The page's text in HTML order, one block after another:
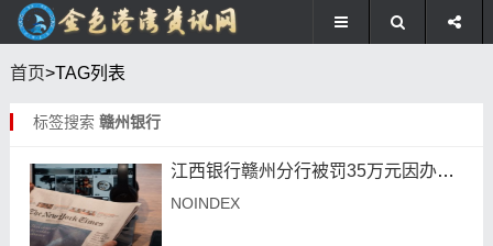
首页>TAG列表
标签搜索 赣州银行
江西银行赣州分行被罚35万元因办理无真实贸易背景银行承兑汇票业务
NOINDEX